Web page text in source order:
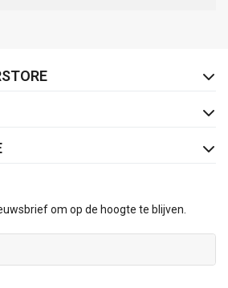
om op de hoogte te blijven.